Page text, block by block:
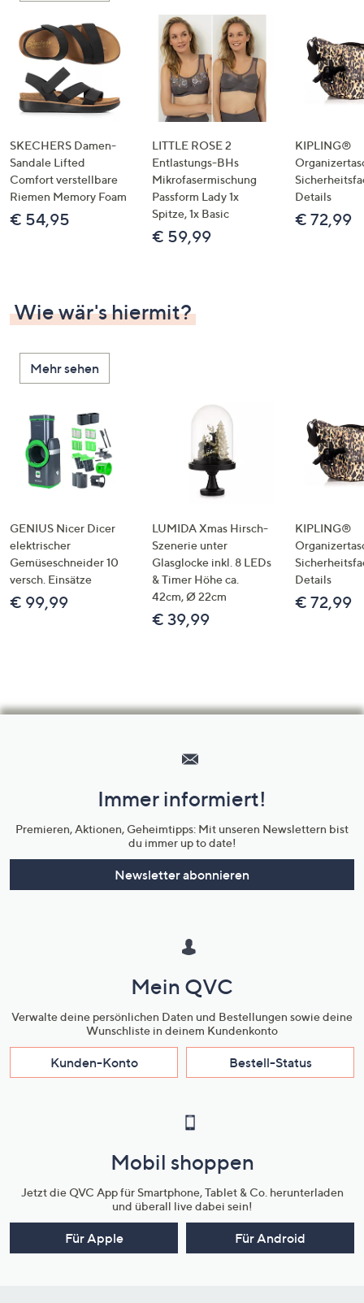
SKECHERS Damen-
Sandale Lifted
Comfort verstellbare
Riemen Memory Foam
€ 54,95
LITTLE ROSE 2
Entlastungs-BHs
Mikrofasermischung
Passform Lady 1x
Spitze, 1x Basic
€ 59,99
KIPLING®
Details
€ 72,99
Wie wär's hiermit?
Mehr sehen
GENIUS Nicer Dicer
elektrischer
Gemüseschneider 10
versch. Einsätze
€ 99,99
LUMIDA Xmas Hirsch-
Szenerie unter
Glasglocke inkl. 8 LEDs
& Timer Höhe ca.
42cm, Ø 22cm
€ 39,99
KIPLING®
Details
€ 72,99
Unternehmensinformationen
Immer informiert!
Premieren, Aktionen, Geheimtipps: Mit unseren Newslettern bist
du immer up to date!
Newsletter abonnieren
Mein QVC
Verwalte deine persönlichen Daten und Bestellungen sowie deine
Wunschliste in deinem Kundenkonto
Kunden-Konto Bestell-Status
Mobil shoppen
Jetzt die QVC App für Smartphone, Tablet & Co. herunterladen
und überall live dabei sein!
Für Apple Für Android